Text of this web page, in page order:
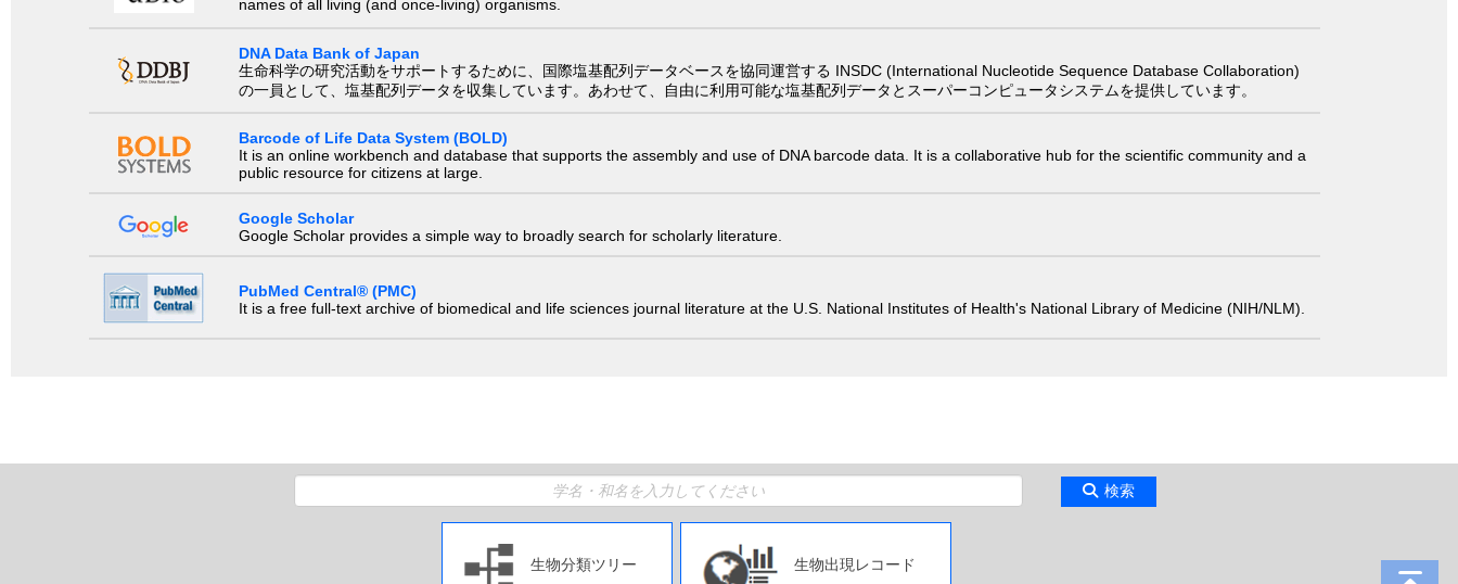
names of all living (and once-living) organisms.
DNA Data Bank of Japan
生命科学の研究活動をサポートするために、国際塩基配列データベースを協同運営する INSDC (International Nucleotide Sequence Database Collaboration)
の一員として、塩基配列データを収集しています。あわせて、自由に利用可能な塩基配列データとスーパーコンピュータシステムを提供しています。
Barcode of Life Data System (BOLD)
It is an online workbench and database that supports the assembly and use of DNA barcode data. It is a collaborative hub for the scientific community and a
public resource for citizens at large.
Google Scholar
Google Scholar provides a simple way to broadly search for scholarly literature.
PubMed Central® (PMC)
It is a free full-text archive of biomedical and life sciences journal literature at the U.S. National Institutes of Health's National Library of Medicine (NIH/NLM).
検索
生物分類ツリー 生物出現レコード